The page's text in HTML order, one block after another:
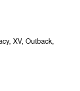
XV, Outback,